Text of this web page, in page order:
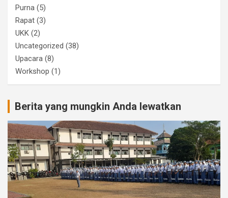
Purna (5)
Rapat (3)
UKK (2)
Uncategorized (38)
Upacara (8)
Workshop (1)
Berita yang mungkin Anda lewatkan